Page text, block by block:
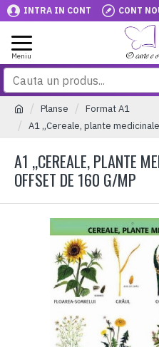
INTRA IN CONT CONT
Planse
Format A1
A1 „Cereale, plante
A1 „CEREALE, PLANTE
OFFSET DE 160 G/MP